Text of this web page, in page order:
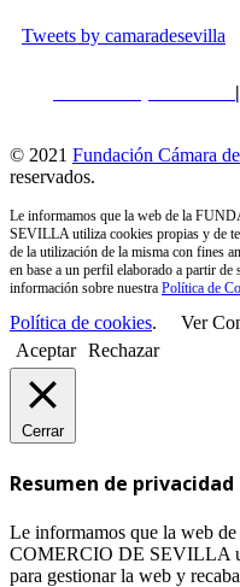
Tweets by camaradesevilla
|
© 2021 Fundación Cámara
reservados.
Le informamos que la web de la
SEVILLA utiliza cookies propias y de
de la utilización de la misma con fines
en base a un perfil elaborado a partir de
información sobre nuestra Política de
Política de cookies.
Ver
Aceptar Rechazar
Cerrar
Resumen de privacidad
Le informamos que la web
COMERCIO DE SEVILLA
para gestionar la web y